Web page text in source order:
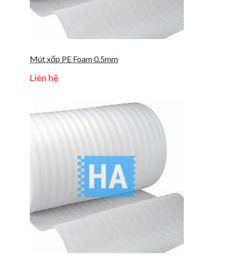
Mút xốp PE Foam 0.5mm
Liên hệ